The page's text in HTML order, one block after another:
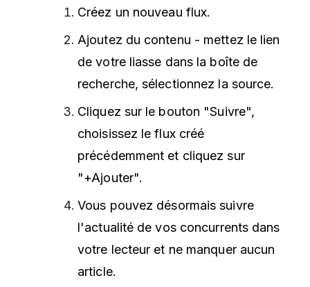
Créez un nouveau flux.
Ajoutez du contenu - mettez le lien
de votre liasse dans la boîte de
recherche, sélectionnez la source.
Cliquez sur le bouton "Suivre",
choisissez le flux créé
précédemment et cliquez sur
"+Ajouter".
Vous pouvez désormais suivre
l'actualité de vos concurrents dans
votre lecteur et ne manquer aucun
article.